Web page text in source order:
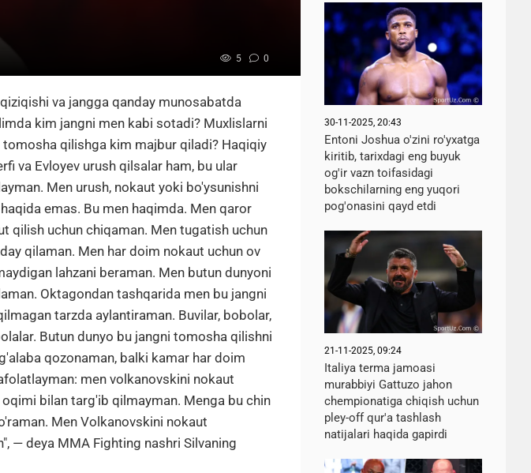
5 0
va jangga qanday munosabatda
kim jangni men kabi sotadi? Muxlislarni
qilishga kim majbur qiladi? Haqiqiy
va Evloyev urush qilsalar ham, bu ular
Men urush, nokaut yoki bo'ysunishni
emas. Bu men haqimda. Men qaror
qilish uchun chiqaman. Men tugatish uchun
qilaman. Men har doim nokaut uchun ov
lahzani beraman. Men butun dunyoni
Oktagondan tashqarida men bu jangni
tarzda aylantiraman. Buvilar, bobolar,
Butun dunyo bu jangni tomosha qilishni
qozonaman, balki kamar har doim
men volkanovskini nokaut
bilan targ'ib qilmayman. Menga bu chin
Men Volkanovskini nokaut
— deya MMA Fighting nashri Silvaning
30-11-2025, 20:43
Entoni Joshua o'zini ro'yxatga
kiritib, tarixdagi eng buyuk
og'ir vazn toifasidagi
bokschilarning eng yuqori
pog'onasini qayd etdi
21-11-2025, 09:24
Italiya terma jamoasi
murabbiyi Gattuzo jahon
chempionatiga chiqish uchun
pley-off qur'a tashlash
natijalari haqida gapirdi